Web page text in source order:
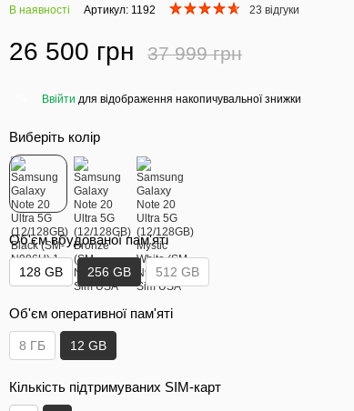
В наявності Артикул: 1192 23 відгуки
26 500 грн 37 999 грн
Ввійти для відображення накопичувальної знижки
Виберіть колір
Об'єм вбудованої пам'яті
128 GB 256 GB 512 GB
Об'єм оперативної пам'яті
8 ГБ 12 GB
Кількість підтримуваних SIM-карт